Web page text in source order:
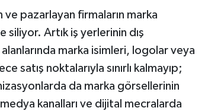
pazarlayan firmaların marka
siliyor. Artık iş yerlerinin dış
marka isimleri, logolar veya
satış noktalarıyla sınırlı kalmayıp;
da marka görsellerinin
medya kanalları ve dijital mecralarda